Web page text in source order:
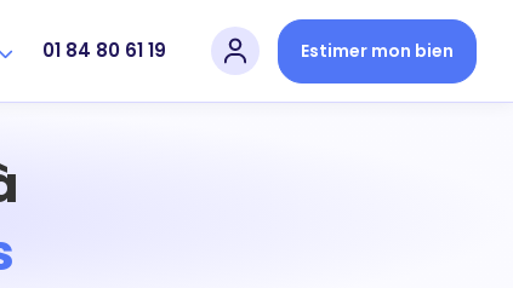
01 84 80 61 19 Estimer mon bien